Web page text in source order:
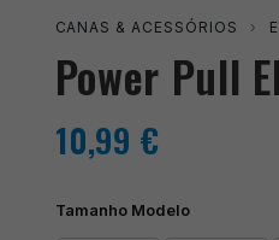
CANAS & ACESSÓRIOS ›
Power Pull
10,99 €
Tamanho Modelo